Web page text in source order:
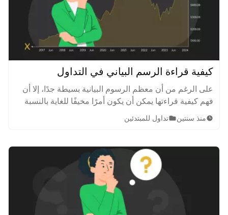
كيفية قراءة الرسم البياني في التداول
على الرغم من أن معظم الرسوم البيانية بسيطة جدًا، إلا أن
فهم كيفية قراءتها يمكن أن يكون أمرًا مخيفًا للغاية بالنسبة
لبعض المتداولين. تعرف على كيفية قراءة الرسم البياني في
التداول.
منذ سنتين تداول للمبتدئين